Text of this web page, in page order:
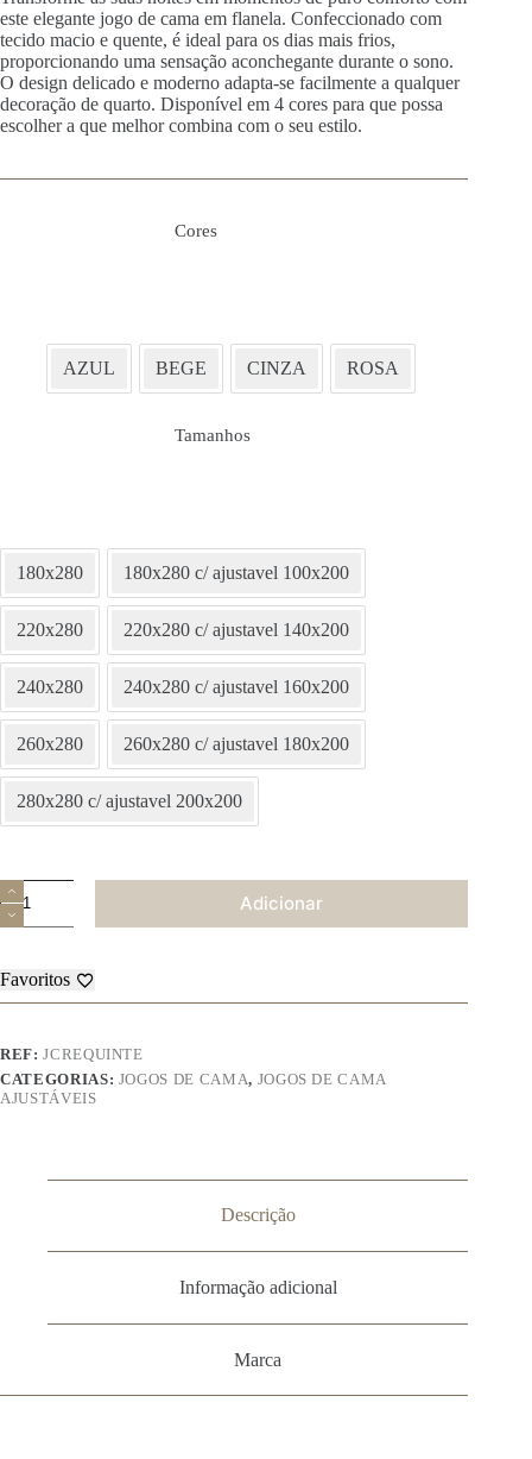
este elegante jogo de cama em flanela. Confeccionado com
tecido macio e quente, é ideal para os dias mais frios,
proporcionando uma sensação aconchegante durante o sono.
O design delicado e moderno adapta-se facilmente a qualquer
decoração de quarto. Disponível em 4 cores para que possa
escolher a que melhor combina com o seu estilo.
Cores
AZUL BEGE CINZA ROSA
Tamanhos
180x280 180x280 c/ ajustavel 100x200
220x280 220x280 c/ ajustavel 140x200
240x280 240x280 c/ ajustavel 160x200
260x280 260x280 c/ ajustavel 180x200
280x280 c/ ajustavel 200x200
Quantidade
de
Jogo
Cama
Flanela
-
Adicionar
Favoritos
REF:JCREQUINTE
CATEGORIAS: JOGOS DE CAMA, JOGOS DE CAMA
AJUSTÁVEIS
Descrição
Informação adicional
Marca